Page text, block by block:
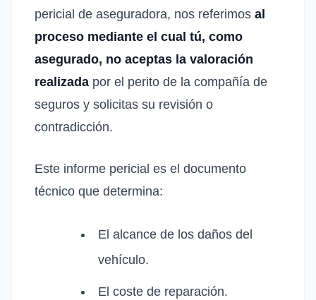
pericial de aseguradora, nos referimos al
proceso mediante el cual tú, como
asegurado, no aceptas la valoración
realizada por el perito de la compañía de
seguros y solicitas su revisión o
contradicción.
Este informe pericial es el documento
técnico que determina:
El alcance de los daños del
vehículo.
El coste de reparación.